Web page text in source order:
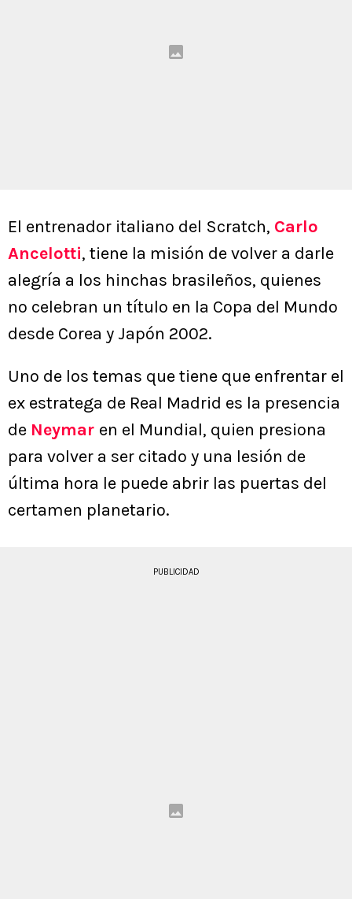
El entrenador italiano del Scratch, Carlo
Ancelotti, tiene la misión de volver a darle
alegría a los hinchas brasileños, quienes
no celebran un título en la Copa del Mundo
desde Corea y Japón 2002.
Uno de los temas que tiene que enfrentar el
ex estratega de Real Madrid es la presencia
de Neymar en el Mundial, quien presiona
para volver a ser citado y una lesión de
última hora le puede abrir las puertas del
certamen planetario.
PUBLICIDAD